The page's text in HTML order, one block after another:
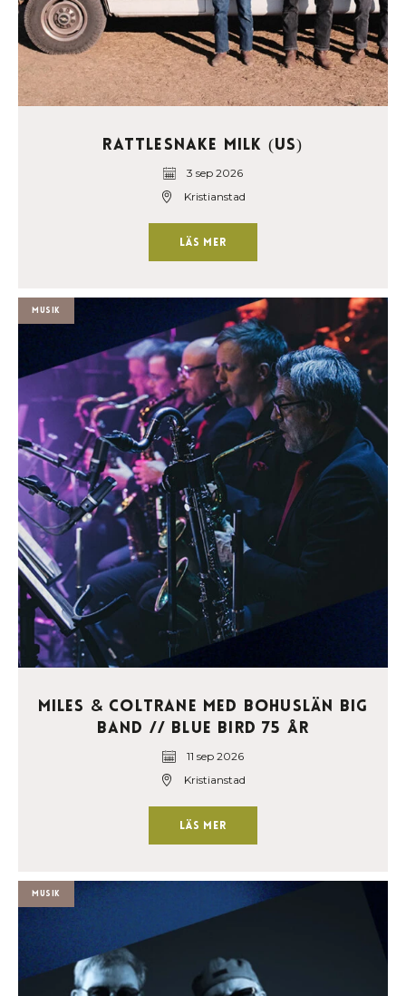
Rattlesnake Milk (US)
3 sep 2026
Kristianstad
Läs mer
Musik
Miles & Coltrane med Bohuslän Big
Band // Blue Bird 75 år
11 sep 2026
Kristianstad
Läs mer
Musik